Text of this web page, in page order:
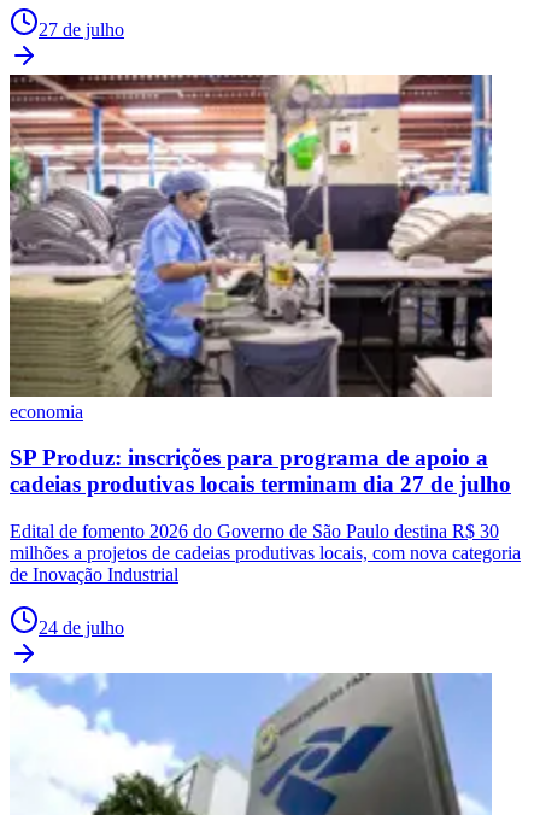
27 de julho
economia
SP Produz: inscrições para programa de apoio a
cadeias produtivas locais terminam dia 27 de julho
Edital de fomento 2026 do Governo de São Paulo destina R$ 30
milhões a projetos de cadeias produtivas locais, com nova categoria
de Inovação Industrial
24 de julho